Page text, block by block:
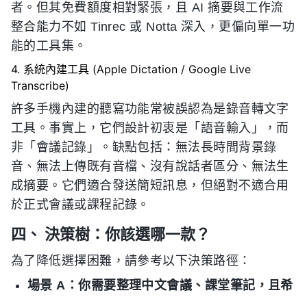
者。但其免費額度相對緊張，且 AI 摘要與工作流
整合能力不如 Tinrec 或 Notta 深入，更偏向單一功
能的工具集。
4. 系統內建工具 (Apple Dictation / Google Live
Transcribe)
許多手機內建的聽寫功能常被誤認為是錄音轉文字
工具。事實上，它們設計初衷是「語音輸入」，而
非「會議記錄」。缺點包括：無法長時間背景錄
音、無法上傳既有音檔、沒有說話者區分、無法生
成摘要。它們適合發送簡短訊息，但絕對不適合用
於正式會議或課程記錄。
四、 決策樹：你該選哪一款？
為了降低選擇困難，請參考以下決策路徑：
場景 A：你需要整理中文會議、課堂筆記，且希